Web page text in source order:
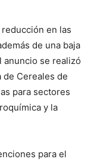
en las
de una baja
anuncio se realizó
de Cereales de
para sectores
y la
para el